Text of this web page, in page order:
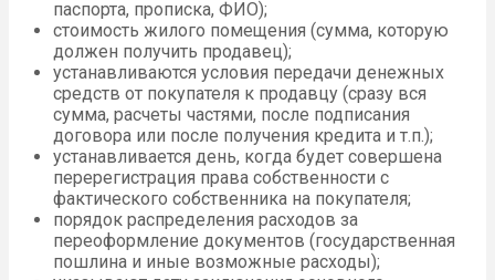
паспорта, прописка, ФИО);
стоимость жилого помещения (сумма, которую
должен получить продавец);
устанавливаются условия передачи денежных
средств от покупателя к продавцу (сразу вся
сумма, расчеты частями, после подписания
договора или после получения кредита и т.п.);
устанавливается день, когда будет совершена
перерегистрация права собственности с
фактического собственника на покупателя;
порядок распределения расходов за
переоформление документов (государственная
пошлина и иные возможные расходы);